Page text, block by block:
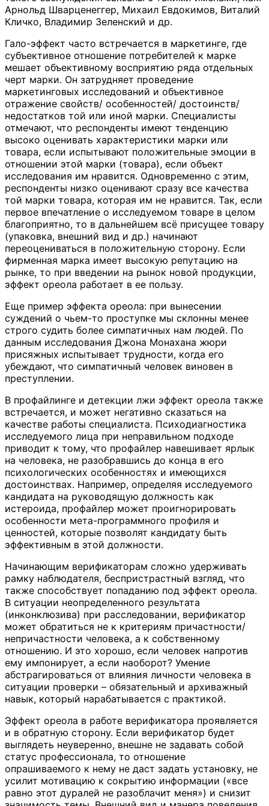
Арнольд Шварценеггер, Михаил Евдокимов, Виталий
Кличко, Владимир Зеленский и др.
Гало-эффект часто встречается в маркетинге, где
субъективное отношение потребителей к марке
мешает объективному восприятию ряда отдельных
черт марки. Он затрудняет проведение
маркетинговых исследований и объективное
отражение свойств/ особенностей/ достоинств/
недостатков той или иной марки. Специалисты
отмечают, что респонденты имеют тенденцию
высоко оценивать характеристики марки или
товара, если испытывают положительные эмоции в
отношении этой марки (товара), если объект
исследования им нравится. Одновременно с этим,
респонденты низко оценивают сразу все качества
той марки товара, которая им не нравится. Так, если
первое впечатление о исследуемом товаре в целом
благоприятно, то в дальнейшем всё присущее товару
(упаковка, внешний вид и др.) начинают
переоцениваться в положительную сторону. Если
фирменная марка имеет высокую репутацию на
рынке, то при введении на рынок новой продукции,
эффект ореола работает в ее пользу.
Еще пример эффекта ореола: при вынесении
суждений о чьем-то проступке мы склонны менее
строго судить более симпатичных нам людей. По
данным исследования Джона Монахана жюри
присяжных испытывает трудности, когда его
убеждают, что симпатичный человек виновен в
преступлении.
В профайлинге и детекции лжи эффект ореола также
встречается, и может негативно сказаться на
качестве работы специалиста. Психодиагностика
исследуемого лица при неправильном подходе
приводит к тому, что профайлер навешивает ярлык
на человека, не разобравшись до конца в его
психологических особенностях и имеющихся
достоинствах. Например, определяя исследуемого
кандидата на руководящую должность как
истероида, профайлер может проигнорировать
особенности мета-программного профиля и
ценностей, которые позволят кандидату быть
эффективным в этой должности.
Начинающим верификаторам сложно удерживать
рамку наблюдателя, беспристрастный взгляд, что
также способствует попаданию под эффект ореола.
В ситуации неопределенного результата
(инконклюзива) при расследовании, верификатор
может обратиться не к критериям причастности/
непричастности человека, а к собственному
отношению. И это хорошо, если человек напротив
ему импонирует, а если наоборот? Умение
абстрагироваться от влияния личности человека в
ситуации проверки – обязательный и архиважный
навык, который нарабатывается с практикой.
Эффект ореола в работе верификатора проявляется
и в обратную сторону. Если верификатор будет
выглядеть неуверенно, внешне не задавать собой
статус профессионала, то отношение
опрашиваемого к нему не даст задать установку, не
усилит мотивацию к сокрытию информации («все
равно этот дуралей не разоблачит меня») и снизит